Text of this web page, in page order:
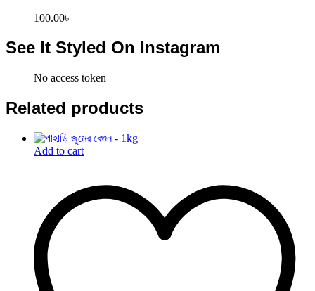
100.00৳
See It Styled On Instagram
No access token
Related products
Add to cart